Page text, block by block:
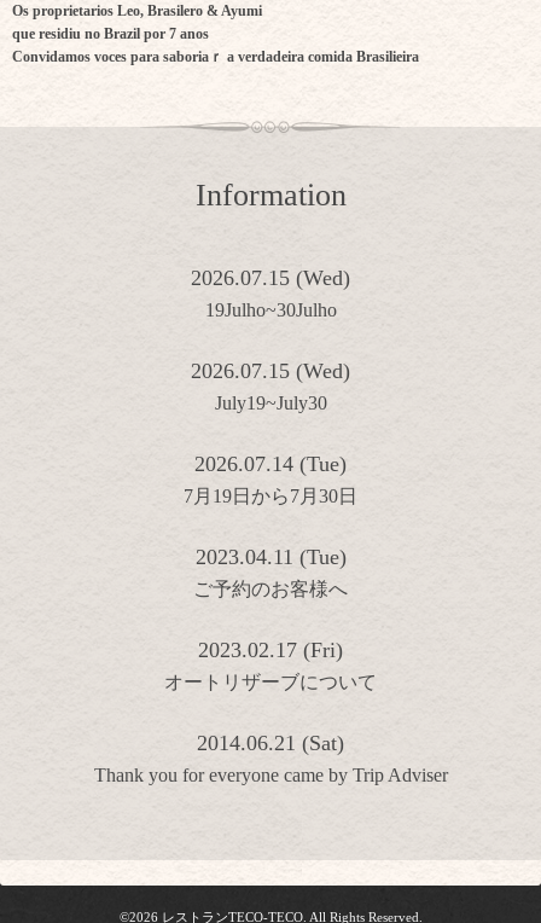
Os proprietarios Leo, Brasilero & Ayumi
que residiu no Brazil por 7 anos
Convidamos voces para saboriaｒ a verdadeira comida Brasilieira
Information
2026.07.15 (Wed)
19Julho~30Julho
2026.07.15 (Wed)
July19~July30
2026.07.14 (Tue)
7月19日から7月30日
2023.04.11 (Tue)
ご予約のお客様へ
2023.02.17 (Fri)
オートリザーブについて
2014.06.21 (Sat)
Thank you for everyone came by Trip Adviser
©2026 レストランTECO-TECO. All Rights Reserved.